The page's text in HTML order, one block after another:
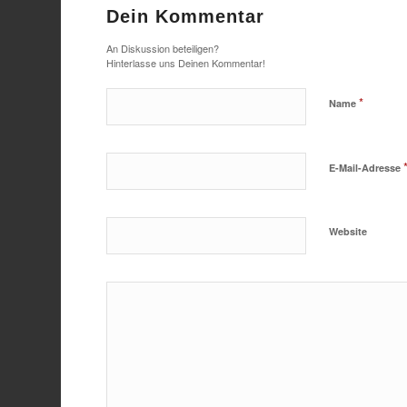
Dein Kommentar
An Diskussion beteiligen?
Hinterlasse uns Deinen Kommentar!
Name*
E-Mail-Adresse
Website